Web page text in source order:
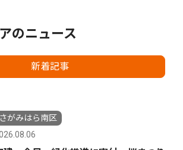
のニュース
新着記事
さがみはら南区